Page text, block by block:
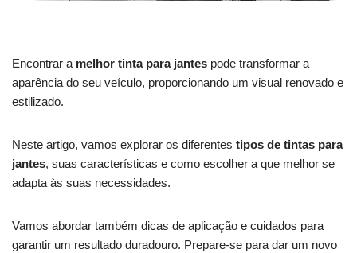
Encontrar a melhor tinta para jantes pode transformar a
aparência do seu veículo, proporcionando um visual renovado e
estilizado.
Neste artigo, vamos explorar os diferentes tipos de tintas para
jantes, suas características e como escolher a que melhor se
adapta às suas necessidades.
Vamos abordar também dicas de aplicação e cuidados para
garantir um resultado duradouro. Prepare-se para dar um novo